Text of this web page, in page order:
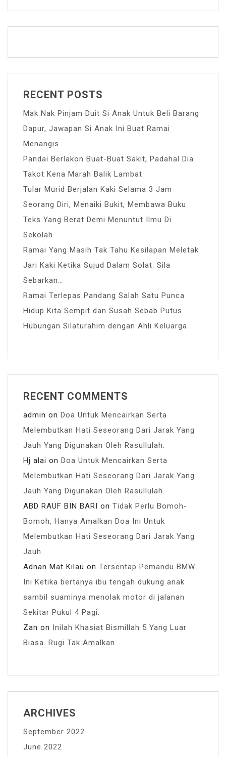
RECENT POSTS
Mak Nak Pinjam Duit Si Anak Untuk Beli Barang
Dapur, Jawapan Si Anak Ini Buat Ramai
Menangis
Pandai Berlakon Buat-Buat Sakit, Padahal Dia
Takot Kena Marah Balik Lambat
Tular Murid Berjalan Kaki Selama 3 Jam
Seorang Diri, Menaiki Bukit, Membawa Buku
Teks Yang Berat Demi Menuntut Ilmu Di
Sekolah
Ramai Yang Masih Tak Tahu Kesilapan Meletak
Jari Kaki Ketika Sujud Dalam Solat. Sila
Sebarkan…
Ramai Terlepas Pandang Salah Satu Punca
Hidup Kita Sempit dan Susah Sebab Putus
Hubungan Silaturahim dengan Ahli Keluarga.
RECENT COMMENTS
admin on Doa Untuk Mencairkan Serta
Melembutkan Hati Seseorang Dari Jarak Yang
Jauh Yang Digunakan Oleh Rasullulah.
Hj alai on Doa Untuk Mencairkan Serta
Melembutkan Hati Seseorang Dari Jarak Yang
Jauh Yang Digunakan Oleh Rasullulah.
ABD RAUF BIN BARI
on Tidak Perlu Bomoh-
Bomoh, Hanya Amalkan Doa Ini Untuk
Melembutkan Hati Seseorang Dari Jarak Yang
Jauh.
Adnan Mat Kilau on Tersentap Pemandu BMW
Ini Ketika bertanya ibu tengah dukung anak
sambil suaminya menolak motor di jalanan
Sekitar Pukul 4 Pagi.
Zan on
Inilah Khasiat Bismillah 5 Yang Luar
Biasa. Rugi Tak Amalkan.
ARCHIVES
September 2022
June 2022